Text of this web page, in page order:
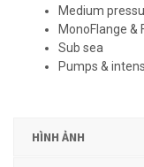
Medium
MonoFlange &
Sub sea
Pumps &
HÌNH ẢNH